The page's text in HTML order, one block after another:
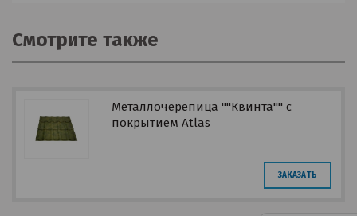
Смотрите также
Металлочерепица ""Квинта"" с
покрытием Atlas
ЗАКАЗАТЬ